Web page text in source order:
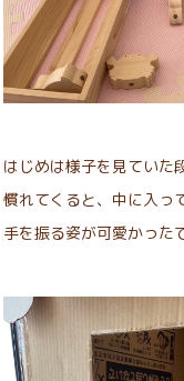
はじめは様子を見てい
慣れてくると、中に入
手を振る姿が可愛かった